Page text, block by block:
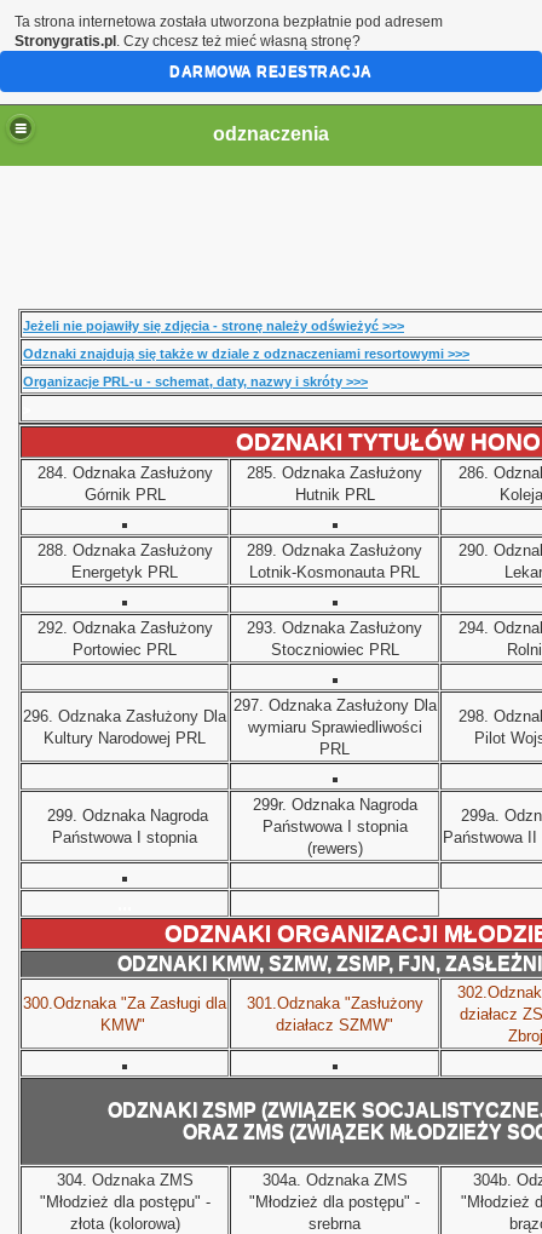
odznaczenia
Jeżeli nie pojawiły się zdjęcia - stronę należy odświeżyć >>>
Odznaki znajdują się także w dziale z odznaczeniami resortowymi >>>
Organizacje PRL-u - schemat, daty, nazwy i skróty >>>
ODZNAKI TYTUŁÓW
284. Odznaka Zasłużony
Górnik PRL
285. Odznaka Zasłużony
Hutnik PRL
286.
288. Odznaka Zasłużony
Energetyk PRL
289. Odznaka Zasłużony
Lotnik-Kosmonauta PRL
290.
292. Odznaka Zasłużony
Portowiec PRL
293. Odznaka Zasłużony
Stoczniowiec PRL
294.
296. Odznaka Zasłużony Dla
Kultury Narodowej PRL
297. Odznaka Zasłużony Dla
wymiaru Sprawiedliwości
PRL
298.
Pilot
299. Odznaka Nagroda
Państwowa I stopnia
299r. Odznaka Nagroda
Państwowa I stopnia
(rewers)
299a.
Państwowa
ODZNAKI ORGANIZACJI
ODZNAKI KMW, SZMW, ZSMP, FJN,
300.Odznaka "Za Zasługi dla
KMW"
301.Odznaka "Zasłużony
działacz SZMW"
działacz
ODZNAKI ZSMP (ZWIĄZEK
ORAZ ZMS (ZWIĄZEK MŁODZIEŻY
304. Odznaka ZMS
"Młodzież dla postępu" -
złota (kolorowa)
304a. Odznaka ZMS
"Młodzież dla postępu" -
srebrna
304b.
"Młodzież
Polski
Ta strona internetowa została utworzona bezpłatnie pod adresem
Stronygratis.pl . Czy chcesz też mieć własną stronę?
DARMOWA REJESTRACJA